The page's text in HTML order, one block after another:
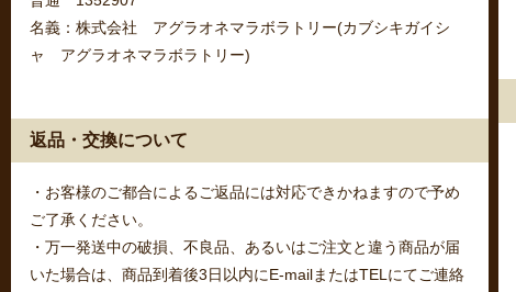
名義：株式会社 アグラオネマラボラトリー(カブシキガイシ
ャ アグラオネマラボラトリー)
返品・交換について
・お客様のご都合によるご返品には対応できかねますので予め
ご了承ください。
・万一発送中の破損、不良品、あるいはご注文と違う商品が届
いた場合は、商品到着後3日以内にE-mailまたはTELにてご連絡